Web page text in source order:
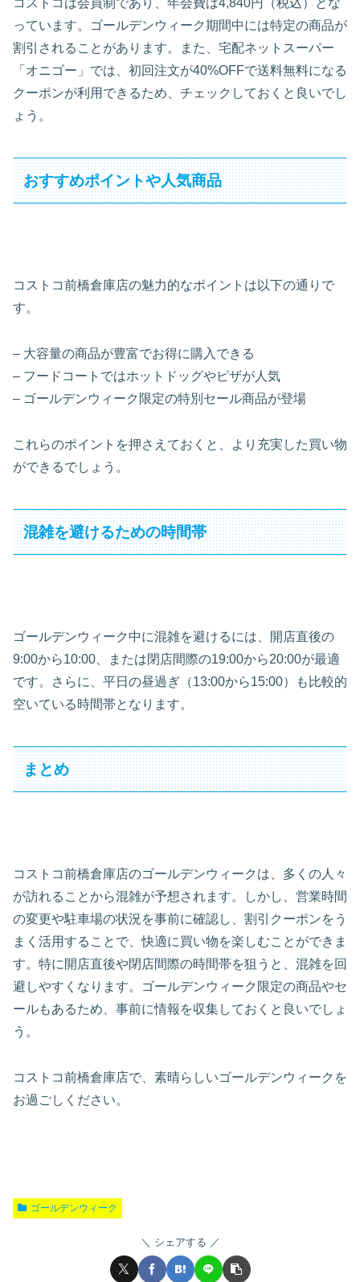
コストコは会員制であり、年会費は4,840円（税込）とな
っています。ゴールデンウィーク期間中には特定の商品が
割引されることがあります。また、宅配ネットスーパー
「オニゴー」では、初回注文が40%OFFで送料無料になる
クーポンが利用できるため、チェックしておくと良いでし
ょう。
おすすめポイントや人気商品
コストコ前橋倉庫店の魅力的なポイントは以下の通りで
す。
– 大容量の商品が豊富でお得に購入できる
– フードコートではホットドッグやピザが人気
– ゴールデンウィーク限定の特別セール商品が登場
これらのポイントを押さえておくと、より充実した買い物
ができるでしょう。
混雑を避けるための時間帯
ゴールデンウィーク中に混雑を避けるには、開店直後の
9:00から10:00、または閉店間際の19:00から20:00が最適
です。さらに、平日の昼過ぎ（13:00から15:00）も比較的
空いている時間帯となります。
まとめ
コストコ前橋倉庫店のゴールデンウィークは、多くの人々
が訪れることから混雑が予想されます。しかし、営業時間
の変更や駐車場の状況を事前に確認し、割引クーポンをう
まく活用することで、快適に買い物を楽しむことができま
す。特に開店直後や閉店間際の時間帯を狙うと、混雑を回
避しやすくなります。ゴールデンウィーク限定の商品やセ
ールもあるため、事前に情報を収集しておくと良いでしょ
う。
コストコ前橋倉庫店で、素晴らしいゴールデンウィークを
お過ごしください。
ゴールデンウィーク
シェアする